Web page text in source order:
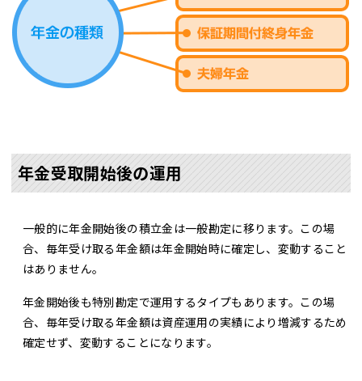
年金受取開始後の運用
一般的に年金開始後の積立金は一般勘定に移ります。この場
合、毎年受け取る年金額は年金開始時に確定し、変動すること
はありません。
年金開始後も特別勘定で運用するタイプもあります。この場
合、毎年受け取る年金額は資産運用の実績により増減するため
確定せず、変動することになります。